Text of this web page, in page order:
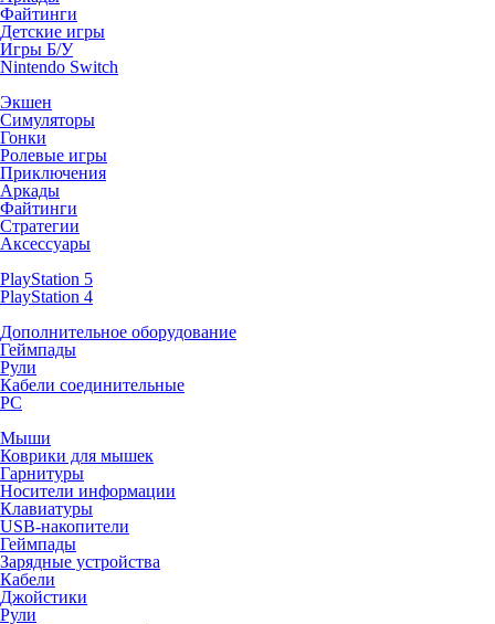
Файтинги
Детские игры
Игры Б/У
Nintendo Switch
Экшен
Симуляторы
Гонки
Ролевые игры
Приключения
Аркады
Файтинги
Стратегии
Аксессуары
PlayStation 5
PlayStation 4
Дополнительное оборудование
Геймпады
Рули
Кабели соединительные
PC
Мыши
Коврики для мышек
Гарнитуры
Носители информации
Клавиатуры
USB-накопители
Геймпады
Зарядные устройства
Кабели
Джойстики
Рули